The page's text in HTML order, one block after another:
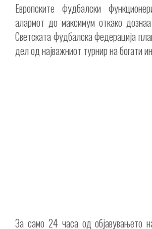
Европските фудбалски
алармот до максимум откако
Светската фудбалска федерација
дел од најважниот турнир на богати
За само 24 часа од објавувањето